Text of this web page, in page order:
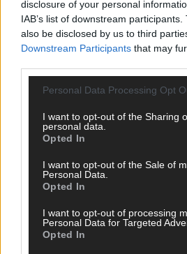
disclosure of your personal
IAB’s list of downstream
also be disclosed by us to third
Downstream Participants that may
Personal Data Processing Opt
I want to opt-out of the Sharing
personal data.
Opted In
I want to opt-out of the Sale of
Personal Data.
Opted In
I want to opt-out of processing
Personal Data for Targeted
Opted In
SCHNELL ZUM RESSORT
Nachrichten
Politik
Ratgeber
Kommentar
Eurovision
FLASH – DAS VIDEOPORTAL